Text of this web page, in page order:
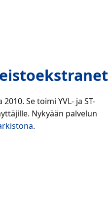
Se toimi YVL- ja ST-
Nykyään palvelun
.